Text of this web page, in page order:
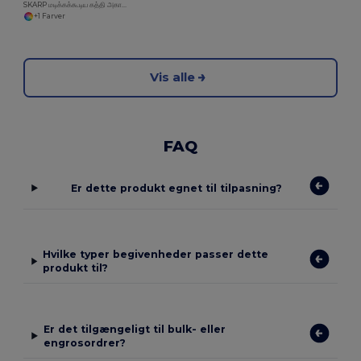
+1 Farver
Vis alle
FAQ
Er dette produkt egnet til tilpasning?
Hvilke typer begivenheder passer dette
produkt til?
Er det tilgængeligt til bulk- eller
engrosordrer?